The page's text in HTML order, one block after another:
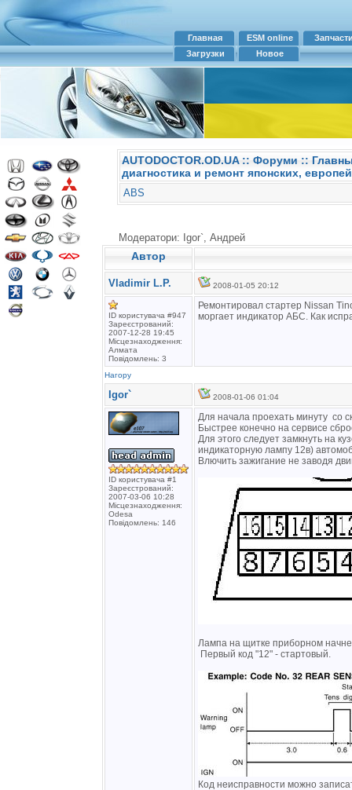
Главная ESM online
Загрузки
Новое
AUTODOCTOR.OD.UA:: Форуми ::
диагностика и ремонт японских,
ABS
Модератори: Igor`, Андрей
Автор
Vladimir L.P. 2008-01-05 20:12
ID користувача #947
Зареєстрований:
2007-12-28 19:45
Місцезнаходження:
Алмата
Повідомлень: 3
Ремонтировал стартер Nissan
моргает индикатор АБС. Как
Нагору
Igor` 2008-01-06 01:04
ID користувача #1
Зареєстрований:
2007-03-06 10:28
Місцезнаходження:
Odesa
Повідомлень: 146
Для начала проехать минуту со
Быстрее конечно на сервисе
Для этого следует замкнуть на
индикаторную лампу 12в)
Влючить зажигание не заводя
Лампа на щитке приборном
Первый код "12" - стартовый.
Код неисправности можно